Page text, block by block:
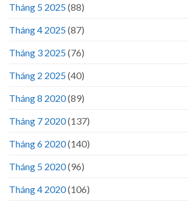
Tháng 5 2025(88)
Tháng 4 2025(87)
Tháng 3 2025(76)
Tháng 2 2025(40)
Tháng 8 2020(89)
Tháng 7 2020(137)
Tháng 6 2020(140)
Tháng 5 2020(96)
Tháng 4 2020(106)